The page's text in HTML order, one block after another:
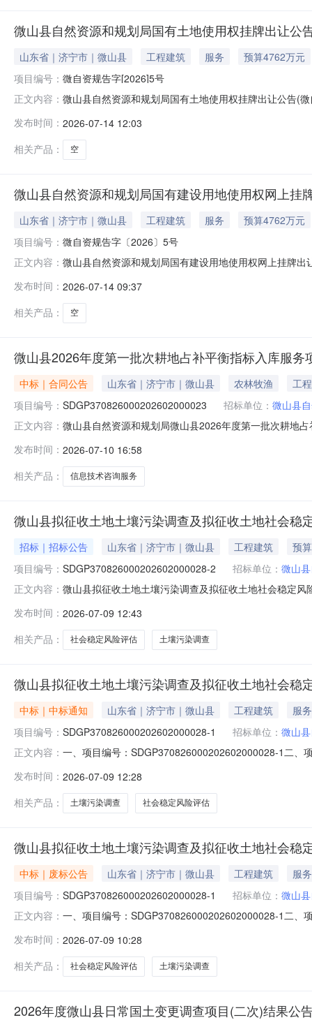
微山县自然资源和规划局国有土地使用权挂牌出让公
山东省｜济宁市｜微山县 工程建筑 服务
预算4762万元
项目编号： 微自资规告字[2026]5号
正文内容： 微山县自然资源和规划局国有土地使用权挂牌出让公告(
如下：一、挂牌出让方式地块的基本情况和规划指标要
发布时间： 2026-07-14 12:03
相关产品：
空
微山县自然资源和规划局国有建设用地使用权网上挂
山东省｜济宁市｜微山县 工程建筑 服务
预算4762万元
项目编号： 微自资规告字〔2026〕5号
正文内容： 微山县自然资源和规划局国有建设用地使用权网上挂牌
地用途出让年限容积率其他规划指标要求起始总价(万元
城后路，西临山东康
发布时间： 2026-07-14 09:37
相关产品：
空
微山县2026年度第一批次耕地占补平衡指标入库服务
中标｜合同公告 山东省｜济宁市｜微山县 农林牧渔
工程
项目编号： SDGP370826000202602000023 招标单位： 微山县
正文内容： 微山县自然资源和规划局微山县2026年度第一批次耕地
五、合同主体采购人：微山县自然资源和规划局地址：
发布时间： 2026-07-10 16:58
相关产品：
信息技术咨询服务
微山县拟征收土地土壤污染调查及拟征收土地社会稳
招标｜招标公告 山东省｜济宁市｜微山县 工程建筑
预
项目编号： SDGP370826000202602000028-2 招标单位： 微山
正文内容： 微山县拟征收土地土壤污染调查及拟征收土地社会稳定
拟征收土地土壤污染调查及拟征收土地社会稳定风险评
发布时间： 2026-07-09 12:43
相关产品：
社会稳定风险评估 土壤污染调查
微山县拟征收土地土壤污染调查及拟征收土地社会
中标｜中标通知 山东省｜济宁市｜微山县 工程建筑
服务
项目编号： SDGP370826000202602000028-1 招标单位： 微山
正文内容： 一、项目编号：SDGP370826000202602000028-1二、
（成交）金额评审总得分山东瑞联博地理信息有限公司
发布时间： 2026-07-09 12:28
相关产品：
土壤污染调查 社会稳定风险评估
微山县拟征收土地土壤污染调查及拟征收土地社会稳
中标｜废标公告 山东省｜济宁市｜微山县 工程建筑
服务
项目编号： SDGP370826000202602000028-1 招标单位： 微山
正文内容： 一、项目编号：SDGP370826000202602000028-1二、
王秋潇评审专家：李现军、尹涛六、代理服务收费标准
改革委员会
发布时间： 2026-07-09 10:28
相关产品：
社会稳定风险评估 土壤污染调查
2026年度微山县日常国土变更调查项目(二次)结果公